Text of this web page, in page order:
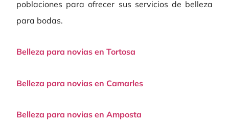
poblaciones para ofrecer sus servicios de belleza
para bodas.
Belleza para novias en Tortosa
Belleza para novias en Camarles
Belleza para novias en Amposta